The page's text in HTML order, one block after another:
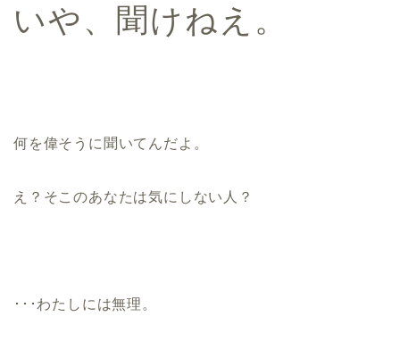
いや、聞けねえ。
何を偉そうに聞いてんだよ。
え？そこのあなたは気にしない人？
･･･わたしには無理。